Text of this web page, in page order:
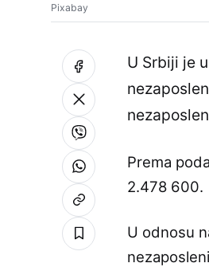
Pixabay
U Srbiji je
Prema
2.478 600.
U odnosu